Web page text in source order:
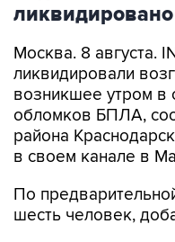
ликвидировано
Москва. 8 августа.
ликвидировали
возникшее утром в
обломков БПЛА,
района
в своем канале в
По
шесть человек,